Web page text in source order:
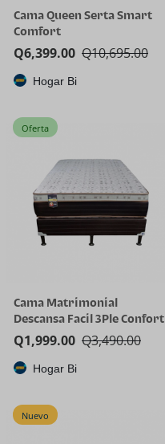
Cama Queen Serta Smart
Comfort
Q10,695.00
Q6,399.00
Hogar Bi
Oferta
Cama Matrimonial
Descansa Facil 3Ple Confort
Q3,490.00
Q1,999.00
Hogar Bi
Nuevo